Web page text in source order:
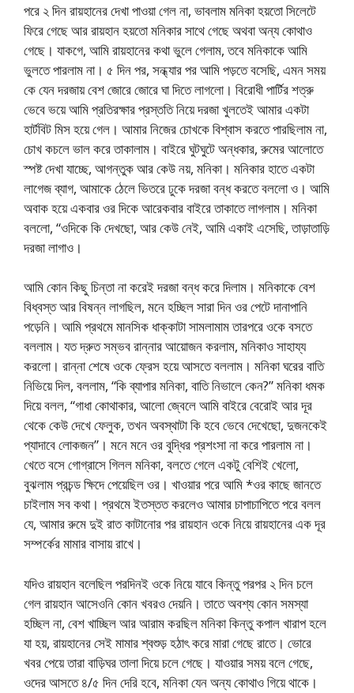
পরে ২ দিন রায়হানের দেখা পাওয়া গেল না, ভাবলাম মনিকা হয়তো সিলেটে
ফিরে গেছে আর রায়হান হয়তো মনিকার সাথে গেছে অথবা অন্য কোথাও
গেছে। যাকগে, আমি রায়হানের কথা ভুলে গেলাম, তবে মনিকাকে আমি
ভুলতে পারলাম না। ৫ দিন পর, সন্ধ্যার পর আমি পড়তে বসেছি, এমন সময়
কে যেন দরজায় বেশ জোরে জোরে ঘা দিতে লাগলো। বিরোধী পার্টির শত্রু
ভেবে ভয়ে আমি প্রতিরক্ষার প্রস্ততি নিয়ে দরজা খুলতেই আমার একটা
হার্টবিট মিস হয়ে গেল। আমার নিজের চোখকে বিশ্বাস করতে পারছিলাম না,
চোখ কচলে ভাল করে তাকালাম। বাইরে ঘুটঘুটে অন্ধকার, রুমের আলোতে
স্পষ্ট দেখা যাচ্ছে, আগন্তুক আর কেউ নয়, মনিকা। মনিকার হাতে একটা
লাগেজ ব্যাগ, আমাকে ঠেলে ভিতরে ঢুকে দরজা বন্ধ করতে বললো ও। আমি
অবাক হয়ে একবার ওর দিকে আরেকবার বাইরে তাকাতে লাগলাম। মনিকা
বললো, “ওদিকে কি দেখছো, আর কেউ নেই, আমি একাই এসেছি, তাড়াতাড়ি
দরজা লাগাও।
আমি কোন কিছু চিন্তা না করেই দরজা বন্ধ করে দিলাম। মনিকাকে বেশ
বিধ্বস্ত আর বিষন্ন লাগছিল, মনে হচ্ছিল সারা দিন ওর পেটে দানাপানি
পড়েনি। আমি প্রথমে মানসিক ধাক্কাটা সামলামাম তারপরে ওকে বসতে
বললাম। যত দ্রুত সম্ভব রান্নার আয়োজন করলাম, মনিকাও সাহায্য
করলো। রান্না শেষে ওকে ফ্রেস হয়ে আসতে বললাম। মনিকা ঘরের বাতি
নিভিয়ে দিল, বললাম, “কি ব্যাপার মনিকা, বাতি নিভালে কেন?” মনিকা ধমক
দিয়ে বলল, “গাধা কোথাকার, আলো জ্বেলে আমি বাইরে বেরোই আর দূর
থেকে কেউ দেখে ফেলুক, তখন অবস্থাটা কি হবে ভেবে দেখেছো, দুজনকেই
প্যাদাবে লোকজন”। মনে মনে ওর বুদ্ধির প্রশংসা না করে পারলাম না।
খেতে বসে গোগ্রাসে গিলল মনিকা, বলতে গেলে একটু বেশিই খেলো,
বুঝলাম প্রচন্ড ক্ষিদে পেয়েছিল ওর। খাওয়ার পরে আমি *ওর কাছে জানতে
চাইলাম সব কথা। প্রথমে ইতস্তত করলেও আমার চাপাচাপিতে পরে বলল
যে, আমার রুমে দুই রাত কাটানোর পর রায়হান ওকে নিয়ে রায়হানের এক দূর
সম্পর্কের মামার বাসায় রাখে।
যদিও রায়হান বলেছিল পরদিনই ওকে নিয়ে যাবে কিন্তু পরপর ২ দিন চলে
গেল রায়হান আসেওনি কোন খবরও দেয়নি। তাতে অবশ্য কোন সমস্যা
হচ্ছিল না, বেশ খাচ্ছিল আর আরাম করছিল মনিকা কিন্তু কপাল খারাপ হলে
যা হয়, রায়হানের সেই মামার শ্বশুড় হঠাৎ করে মারা গেছে রাতে। ভোরে
খবর পেয়ে তারা বাড়িঘর তালা দিয়ে চলে গেছে। যাওয়ার সময় বলে গেছে,
ওদের আসতে ৪/৫ দিন দেরি হবে, মনিকা যেন অন্য কোথাও গিয়ে থাকে।